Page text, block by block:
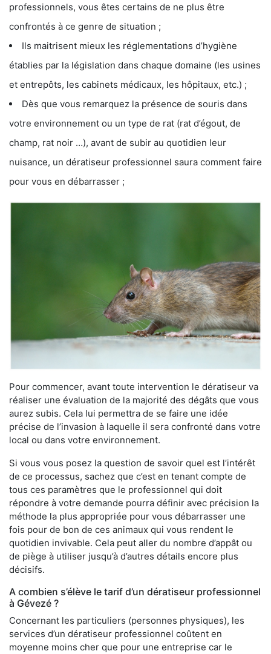
professionnels, vous êtes certains de ne plus être
confrontés à ce genre de situation ;
Ils maitrisent mieux les réglementations d’hygiène
établies par la législation dans chaque domaine (les usines
et entrepôts, les cabinets médicaux, les hôpitaux, etc.) ;
Dès que vous remarquez la présence de souris dans
votre environnement ou un type de rat (rat d’égout, de
champ, rat noir …), avant de subir au quotidien leur
nuisance, un dératiseur professionnel saura comment faire
pour vous en débarrasser ;
Pour commencer, avant toute intervention le dératiseur va
réaliser une évaluation de la majorité des dégâts que vous
aurez subis. Cela lui permettra de se faire une idée
précise de l’invasion à laquelle il sera confronté dans votre
local ou dans votre environnement.
Si vous vous posez la question de savoir quel est l’intérêt
de ce processus, sachez que c’est en tenant compte de
tous ces paramètres que le professionnel qui doit
répondre à votre demande pourra définir avec précision la
méthode la plus appropriée pour vous débarrasser une
fois pour de bon de ces animaux qui vous rendent le
quotidien invivable. Cela peut aller du nombre d’appât ou
de piège à utiliser jusqu’à d’autres détails encore plus
décisifs.
A combien s’élève le tarif d’un dératiseur professionnel
à Gévezé ?
Concernant les particuliers (personnes physiques), les
services d’un dératiseur professionnel coûtent en
moyenne moins cher que pour une entreprise car le